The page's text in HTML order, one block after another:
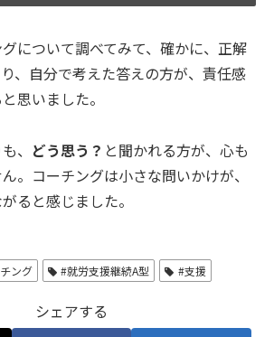
について調べてみて、確かに、正解
、自分で考えた答えの方が、責任感
思いました。
、 どう思う？ と聞かれる方が、心も
。コーチングは小さな問いかけが、
ると感じました。
ング #就労支援継続A型 #支援
シェアする